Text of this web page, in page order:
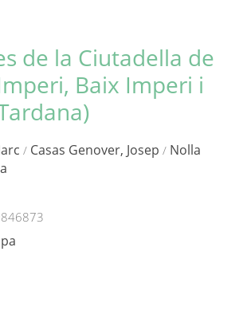
de la Ciutadella de
Baix Imperi i
/ Casas Genover, Josep / Nolla